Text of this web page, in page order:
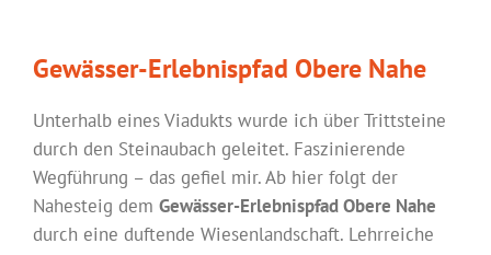
Gewässer-Erlebnispfad Obere Nahe
Unterhalb eines Viadukts wurde ich über Trittsteine
durch den Steinaubach geleitet. Faszinierende
Wegführung – das gefiel mir. Ab hier folgt der
Nahesteig dem Gewässer-Erlebnispfad Obere Nahe
durch eine duftende Wiesenlandschaft. Lehrreiche